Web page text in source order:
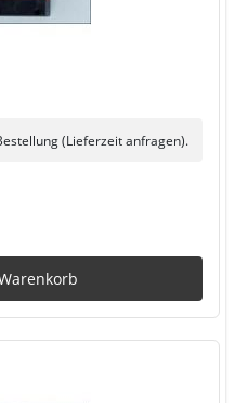
(Lieferzeit anfragen).